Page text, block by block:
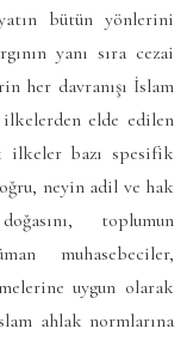
bütün yönlerini
yanı sıra cezai
her davranışı İslam
elde edilen
ilkeler bazı spesifik
neyin adil ve hak
toplumun
muhasebeciler,
uygun olarak
ahlak normlarına